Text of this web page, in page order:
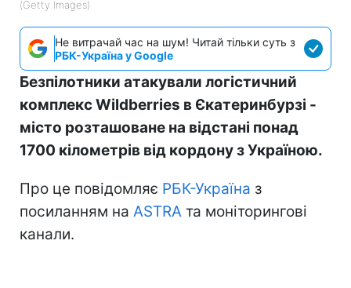
(Getty Images)
Не витрачай час на шум! Читай тільки суть з
РБК-Україна у Google
Безпілотники атакували логістичний
комплекс Wildberries в Єкатеринбурзі -
місто розташоване на відстані понад
1700 кілометрів від кордону з Україною.
Про це повідомляє РБК-Україна з
посиланням на ASTRA та моніторингові
канали.